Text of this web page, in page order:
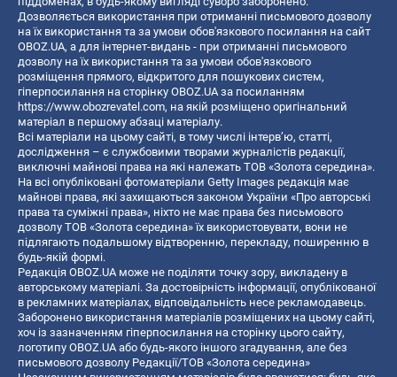
Дозволяється використання при отриманні письмового дозволу
на їх використання та за умови обов'язкового посилання на сайт
OBOZ.UA, а для інтернет-видань - при отриманні письмового
дозволу на їх використання та за умови обов'язкового
розміщення прямого, відкритого для пошукових систем,
гіперпосилання на сторінку OBOZ.UA за посиланням
https://www.obozrevatel.com, на якій розміщено оригінальний
матеріал в першому абзаці матеріалу.
Всі матеріали на цьому сайті, в тому числі інтерв’ю, статті,
дослідження – є службовими творами журналістів редакції,
виключні майнові права на які належать ТОВ «Золота середина».
На всі опубліковані фотоматеріали Getty Images редакція має
майнові права, які захищаються законом України «Про авторські
права та суміжні права», ніхто не має права без письмового
дозволу ТОВ «Золота середина» їх використовувати, вони не
підлягають подальшому відтворенню, перекладу, поширенню в
будь-якій формі.
Редакція OBOZ.UA може не поділяти точку зору, викладену в
авторському матеріалі. За достовірність інформації, опублікованої
в рекламних матеріалах, відповідальність несе рекламодавець.
Заборонено використання матеріалів розміщених на цьому сайті,
хоч із зазначенням гіперпосилання на сторінку цього сайту,
логотипу OBOZ.UA або будь-якого іншого згадування, але без
письмового дозволу Редакції/ТОВ «Золота середина»